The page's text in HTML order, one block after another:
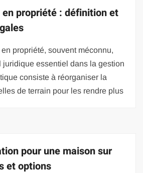
propriété : définition et
propriété, souvent méconnu,
juridique essentiel dans la gestion
consiste à réorganiser la
de terrain pour les rendre plus
pour une maison sur
et options